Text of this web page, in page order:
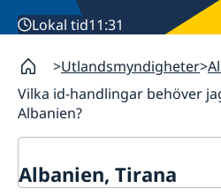
Lokal tid11:31
Utlandsmyndigheter
Vilka id-handlingar behöver
Albanien?
Albanien, Tirana